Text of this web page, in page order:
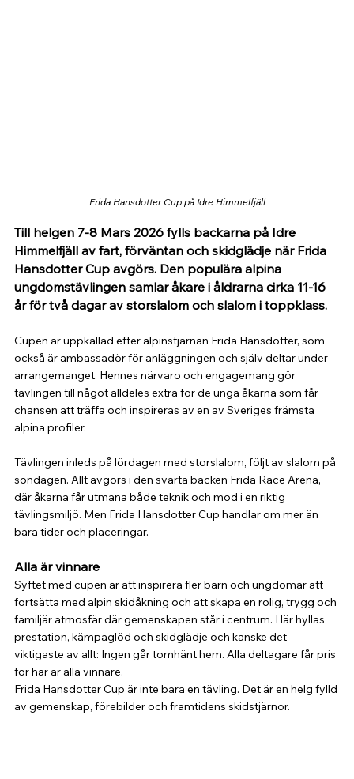
Frida Hansdotter Cup på Idre Himmelfjäll
Till helgen 7-8 Mars 2026 fylls backarna på Idre
Himmelfjäll av fart, förväntan och skidglädje när Frida
Hansdotter Cup avgörs. Den populära alpina
ungdomstävlingen samlar åkare i åldrarna cirka 11-16
år för två dagar av storslalom och slalom i toppklass.
Cupen är uppkallad efter alpinstjärnan Frida Hansdotter, som
också är ambassadör för anläggningen och själv deltar under
arrangemanget. Hennes närvaro och engagemang gör
tävlingen till något alldeles extra för de unga åkarna som får
chansen att träffa och inspireras av en av Sveriges främsta
alpina profiler.
Tävlingen inleds på lördagen med storslalom, följt av slalom på
söndagen. Allt avgörs i den svarta backen Frida Race Arena,
där åkarna får utmana både teknik och mod i en riktig
tävlingsmiljö. Men Frida Hansdotter Cup handlar om mer än
bara tider och placeringar.
Alla är vinnare
Syftet med cupen är att inspirera fler barn och ungdomar att
fortsätta med alpin skidåkning och att skapa en rolig, trygg och
familjär atmosfär där gemenskapen står i centrum. Här hyllas
prestation, kämpaglöd och skidglädje och kanske det
viktigaste av allt: Ingen går tomhänt hem. Alla deltagare får pris
för här är alla vinnare.
Frida Hansdotter Cup är inte bara en tävling. Det är en helg fylld
av gemenskap, förebilder och framtidens skidstjärnor.